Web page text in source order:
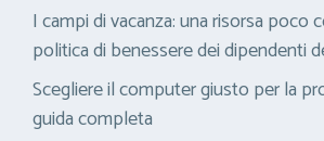
I campi di vacanza: una risorsa poco
politica di benessere dei dipendenti
Scegliere il computer giusto per la
guida completa